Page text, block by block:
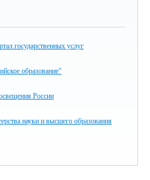
государственных услуг
образование"
России
науки и высшего образования